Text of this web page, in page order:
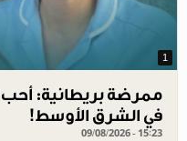
1
ممرضة بريطانية:
في الشرق الأوسط!
09/08/2026 - 15:23